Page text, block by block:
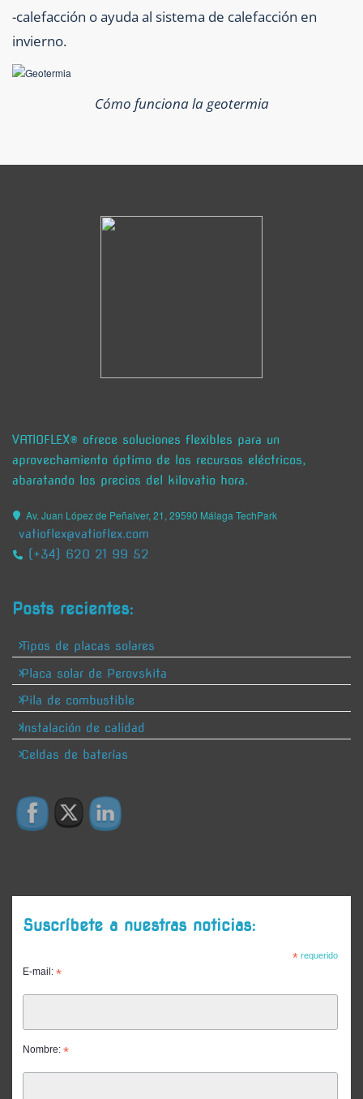
-calefacción o ayuda al sistema de calefacción en
invierno.
Cómo funciona la geotermia
VATIOFLEX® ofrece soluciones flexibles para un
aprovechamiento óptimo de los recursos eléctricos,
abaratando los precios del kilovatio hora.
Av. Juan López de Peñalver, 21, 29590 Málaga TechPark
vatioflex@vatioflex.com
(+34) 620 21 99 52
Posts recientes:
Tipos de placas solares
Placa solar de Perovskita
Pila de combustible
Instalación de calidad
Celdas de baterías
Suscríbete a nuestras noticias:
*requerido
E-mail: *
Nombre: *